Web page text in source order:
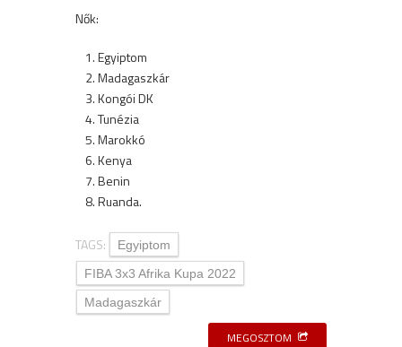
Nők:
Egyiptom
Madagaszkár
Kongói DK
Tunézia
Marokkó
Kenya
Benin
Ruanda.
TAGS:
Egyiptom
FIBA 3x3 Afrika Kupa 2022
Madagaszkár
MEGOSZTOM